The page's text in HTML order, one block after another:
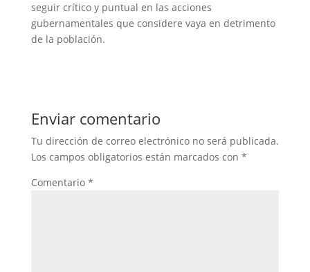
seguir crítico y puntual en las acciones
gubernamentales que considere vaya en detrimento
de la población.
Enviar comentario
Tu dirección de correo electrónico no será publicada.
Los campos obligatorios están marcados con *
Comentario *